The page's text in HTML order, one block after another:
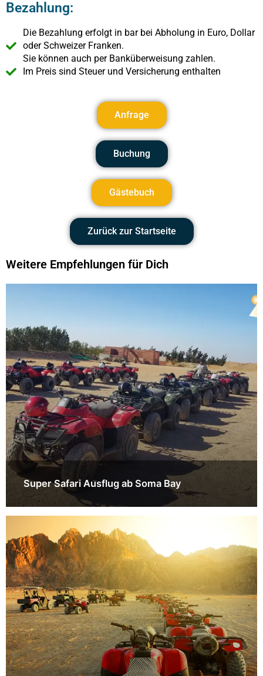
Bezahlung:
Die Bezahlung erfolgt in bar bei Abholung in Euro, Dollar
oder Schweizer Franken.
Sie können auch per Banküberweisung zahlen.
Im Preis sind Steuer und Versicherung enthalten
Anfrage
Buchung
Gästebuch
Zurück zur Startseite
Weitere Empfehlungen für Dich
Super Safari Ausflug ab Soma Bay